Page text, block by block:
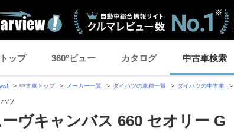
トップ 360°ビュー カタログ 中古車検索
中古車トップ メーカー一覧 ダイハツの車種一覧 ダイハツの中古車
ツ
ヴキャンバス 660 セオリー G